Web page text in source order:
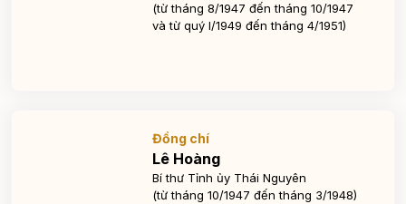
(từ tháng 8/1947 đến tháng 10/1947
và từ quý I/1949 đến tháng 4/1951)
Đồng chí
Lê Hoàng
Bí thư Tỉnh ủy Thái Nguyên
(từ tháng 10/1947 đến tháng 3/1948)